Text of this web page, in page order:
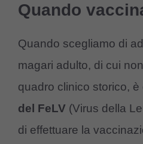
Quando
Quando scegliamo di
magari adulto, di cui
quadro clinico storico, è
del FeLV (Virus della
di effettuare la